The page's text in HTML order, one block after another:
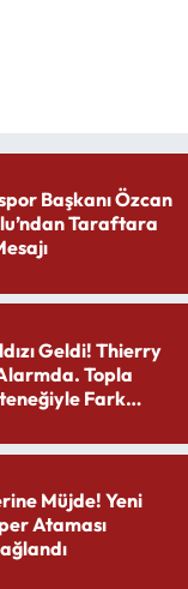
Başkanı Özcan
Taraftara
Geldi! Thierry
Topla
Fark
Müjde! Yeni
Ataması